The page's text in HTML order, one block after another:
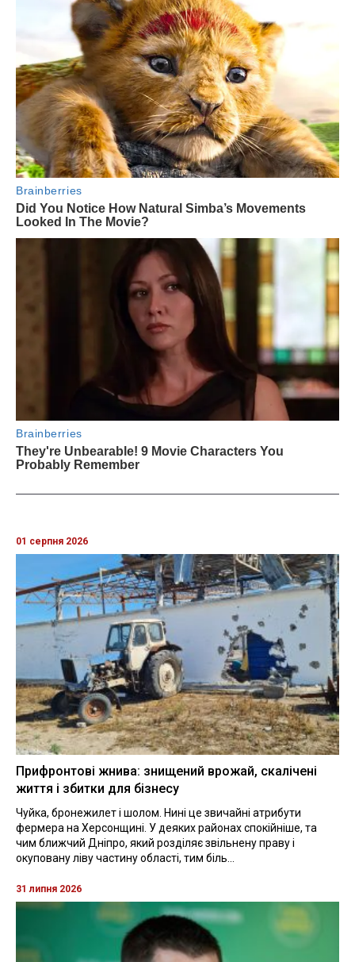
01 серпня 2026
Прифронтові жнива: знищений врожай, скалічені
життя і збитки для бізнесу
Чуйка, бронежилет і шолом. Нині це звичайні атрибути
фермера на Херсонщині. У деяких районах спокійніше, та
чим ближчий Дніпро, який розділяє звільнену праву і
окуповану ліву частину області, тим біль...
31 липня 2026